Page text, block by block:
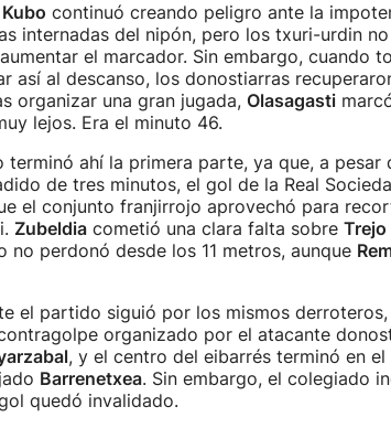
Kubo continuó creando peligro ante la
internadas del nipón, pero los txuri-urdin
el marcador. Sin embargo, cuando
así al descanso, los donostiarras
organizar una gran jugada, Olasagasti
lejos. Era el minuto 46.
terminó ahí la primera parte, ya que, a pesar
de tres minutos, el gol de la Real
el conjunto franjirrojo aprovechó para
Zubeldia cometió una clara falta sobre Trejo
no perdonó desde los 11 metros, aunque
el partido siguió por los mismos
organizado por el atacante
, y el centro del eibarrés terminó en
Barrenetxea. Sin embargo, el colegiado
quedó invalidado.